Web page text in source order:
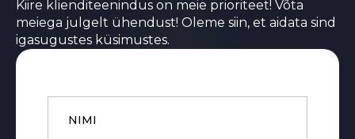
Kiire klienditeenindus on meie prioriteet! Võta
meiega julgelt ühendust! Oleme siin, et aidata sind
igasugustes küsimustes.
Name